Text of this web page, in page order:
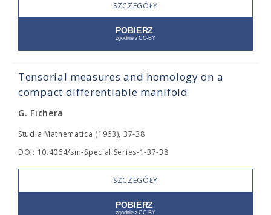
SZCZEGÓŁY
Tensorial measures and homology on a
compact differentiable manifold
G. Fichera
Studia Mathematica (1963), 37-38
DOI: 10.4064/sm-Special Series-1-37-38
SZCZEGÓŁY